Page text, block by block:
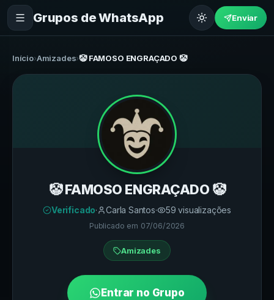
Grupos de WhatsApp Enviar
Início›Amizades›🤡 FAMOSO ENGRAÇADO 🤡
🤡 FAMOSO ENGRAÇADO 🤡
Verificado· Carla Santos· 59 visualizações
Publicado em 07/06/2026
Amizades
Entrar no Grupo